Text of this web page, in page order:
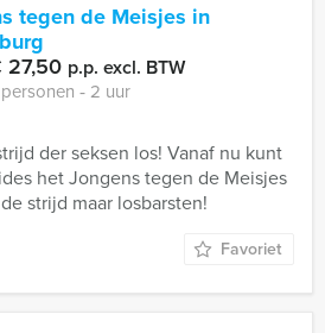
tegen de Meisjes in
p.p. excl. BTW
‐ 2 uur
der seksen los! Vanaf nu kunt
het Jongens tegen de Meisjes
strijd maar losbarsten!
Favoriet